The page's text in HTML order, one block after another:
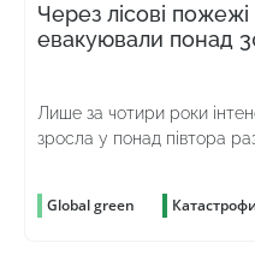
Через лісові пожежі
евакуювали понад
Лише за чотири роки
зросла у понад півтора
Global green